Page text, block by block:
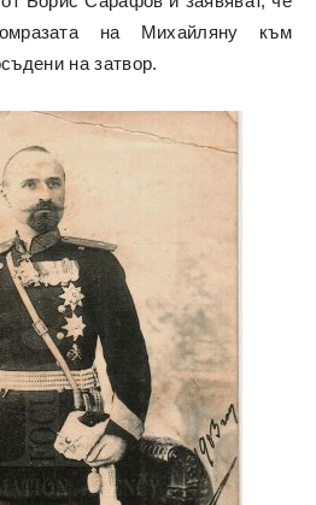
на Михайляну към
на затвор.